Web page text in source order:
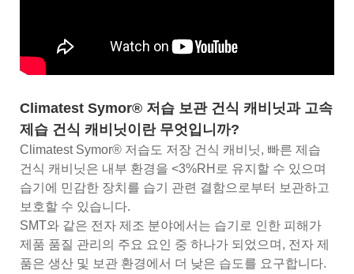
Climatest Symor® 저습 보관 건식 캐비닛과 고속
제습 건식 캐비닛이란 무엇입니까?
Climatest Symor® 저습도 저장 건식 캐비닛, 빠른 제습
건식 캐비닛은 내부 환경을 <3%RH로 유지할 수 있으며
습기에 민감한 장치를 습기 관련 결함으로부터 보관하고
보호할 수 있습니다.
SMT와 같은 전자 제조 분야에서는 습기로 인한 피해가
제품 품질 관리의 주요 요인 중 하나가 되었으며, 전자 제
품은 생산 및 보관 환경에서 더 낮은 습도를 요구합니다.